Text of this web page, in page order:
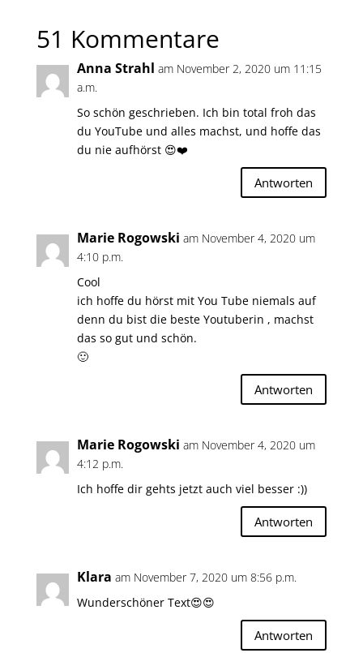
51 Kommentare
Anna Strahl am November 2, 2020 um 11:15
a.m.
So schön geschrieben. Ich bin total froh das
du YouTube und alles machst, und hoffe das
du nie aufhörst 😍❤️
Antworten
Marie Rogowski am November 4, 2020 um
4:10 p.m.
Cool
ich hoffe du hörst mit You Tube niemals auf
denn du bist die beste Youtuberin , machst
das so gut und schön.
🙂
Antworten
Marie Rogowski am November 4, 2020 um
4:12 p.m.
Ich hoffe dir gehts jetzt auch viel besser :))
Antworten
Klara am November 7, 2020 um 8:56 p.m.
Wunderschöner Text😍😍
Antworten